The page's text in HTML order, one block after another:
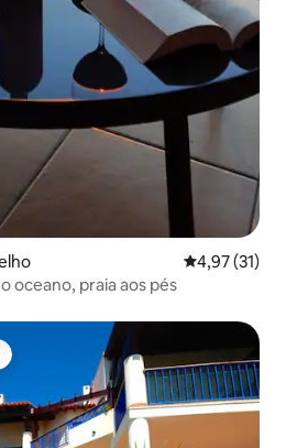
4,97 de uma
4,97 (31)
oceano, praia aos pés